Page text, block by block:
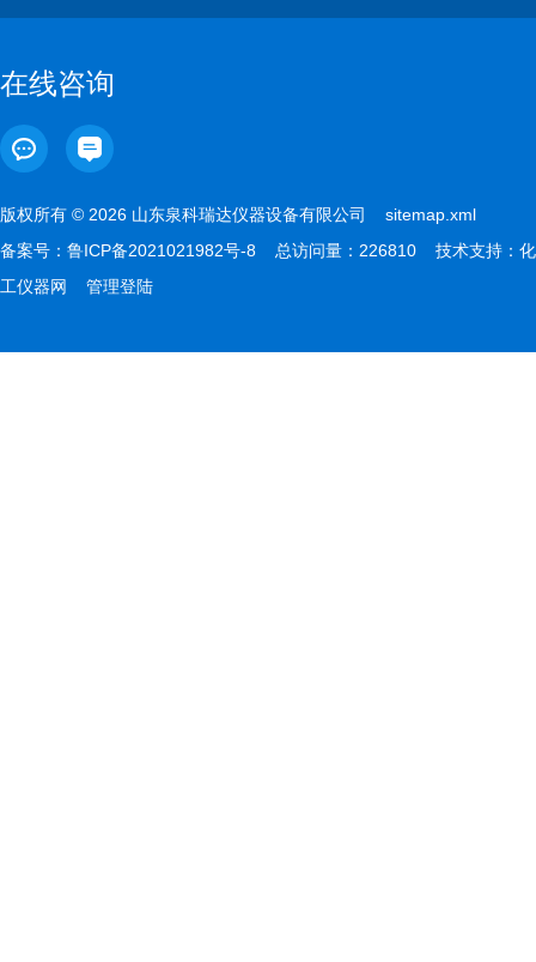
在线咨询
版权所有 © 2026 山东泉科瑞达仪器设备有限公司 sitemap.xml
备案号： 鲁ICP备2021021982号-8 总访问量：226810 技术支持： 化
工仪器网
管理登陆